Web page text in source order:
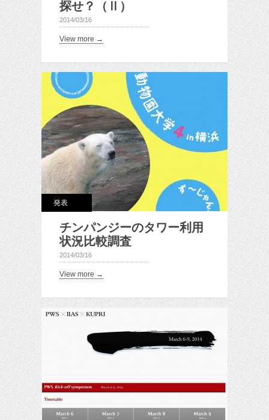
探せ？（Ⅱ）
2014/03/16
View more →
発表
チンパンジーのタワー利用
状況比較調査
2014/03/16
View more →